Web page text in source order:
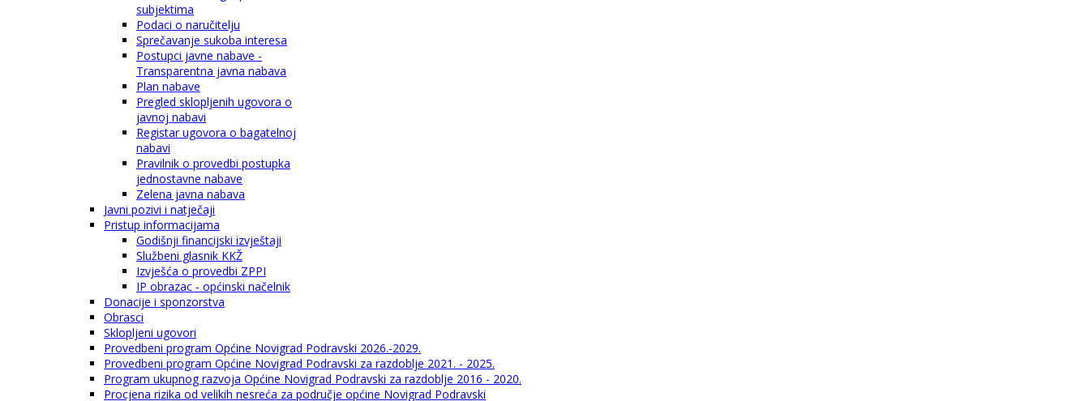
subjektima
Podaci o naručitelju
Sprečavanje sukoba interesa
Postupci javne nabave -
Transparentna javna nabava
Plan nabave
Pregled sklopljenih ugovora o
javnoj nabavi
Registar ugovora o bagatelnoj
nabavi
Pravilnik o provedbi postupka
jednostavne nabave
Zelena javna nabava
Javni pozivi i natječaji
Pristup informacijama
Godišnji financijski izvještaji
Službeni glasnik KKŽ
Izvješća o provedbi ZPPI
IP obrazac - općinski načelnik
Donacije i sponzorstva
Obrasci
Sklopljeni ugovori
Provedbeni program Općine Novigrad Podravski 2026.-2029.
Provedbeni program Općine Novigrad Podravski za razdoblje 2021. - 2025.
Program ukupnog razvoja Općine Novigrad Podravski za razdoblje 2016 - 2020.
Procjena rizika od velikih nesreća za područje općine Novigrad Podravski